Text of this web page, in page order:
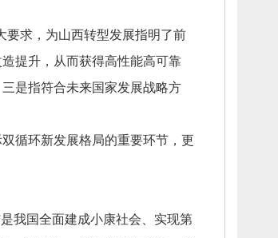
要求， 为山西转型发展指明了前
提升， 从而获得高性能高可靠
三是指符合未来国家发展战略方
循环新发展格局的重要环节， 更
我国全面建成小康社会、 实现第